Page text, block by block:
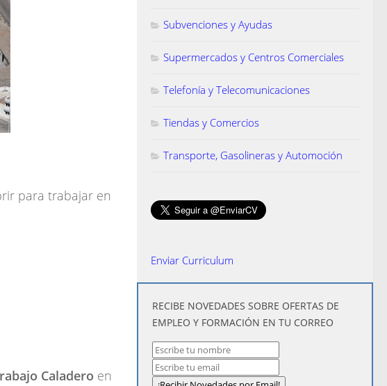
para trabajar en
Caladero en
Subvenciones y Ayudas
Supermercados y Centros Comerciales
Telefonía y Telecomunicaciones
Tiendas y Comercios
Transporte, Gasolineras y Automoción
Enviar Curriculum
​RECIBE NOVEDADES SOBRE OFERTAS DE
EMPLEO Y FORMACIÓN EN TU CORREO